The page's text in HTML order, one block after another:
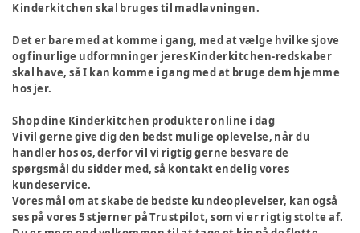
Kinderkitchen skal bruges til madlavningen.
Det er bare med at komme i gang, med at vælge hvilke sjove
og finurlige udformninger jeres Kinderkitchen-redskaber
skal have, så I kan komme i gang med at bruge dem hjemme
hos jer.
Shop dine Kinderkitchen produkter online i dag
Vi vil gerne give dig den bedst mulige oplevelse, når du
handler hos os, derfor vil vi rigtig gerne besvare de
spørgsmål du sidder med, så kontakt endelig vores
kundeservice.
Vores mål om at skabe de bedste kundeoplevelser, kan også
ses på vores 5 stjerner på Trustpilot, som vi er rigtig stolte af.